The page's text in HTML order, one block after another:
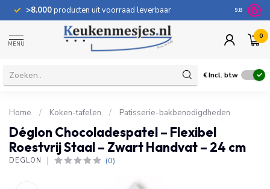
>8.000producten uit voorraad leverbaar 100
9.8
MENU
0
€Incl. btw
Home / Koken-tafelen / Patisserie-bakbenodigdheden
Déglon Chocoladespatel – Flexibel
Roestvrij Staal – Zwart Handvat – 24 cm
DÉGLON (0)